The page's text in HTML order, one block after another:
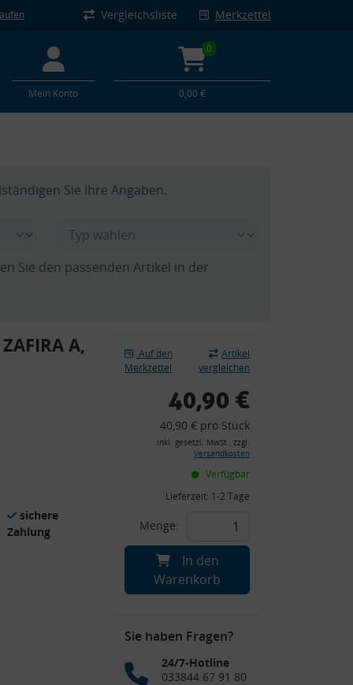
Vergleichsliste Merkzettel
Mein Konto
0
0,00 €
Sie Ihre Angaben.
Sie den passenden Artikel in der
A,
sichere
Zahlung
Auf den
Merkzettel
Artikel
vergleichen
40,90 €
40,90 € pro Stück
inkl. gesetzl. MwSt., zzgl.
Versandkosten
Verfügbar
Lieferzeit: 1-2 Tage
Menge:
In den
Warenkorb
Sie haben Fragen?
24/7-Hotline
033844 67 91 80